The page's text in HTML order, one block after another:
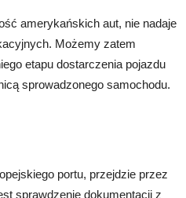
amerykańskich aut, nie nadaje
Możemy zatem
etapu dostarczenia pojazdu
sprowadzonego samochodu.
portu, przejdzie przez
sprawdzenie dokumentacji z